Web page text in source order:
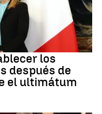
los
después de
el ultimátum